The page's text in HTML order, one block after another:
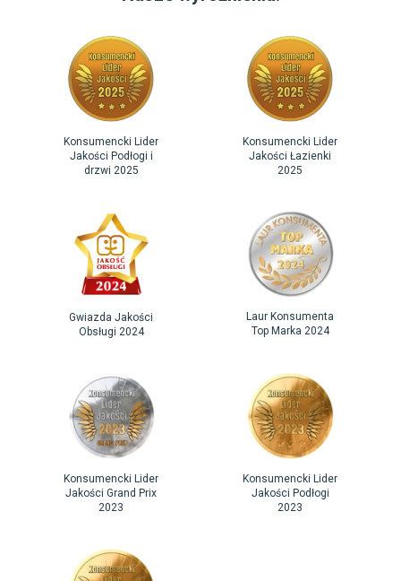
Konsumencki Lider
Jakości Podłogi i
drzwi 2025
Konsumencki Lider
Jakości Łazienki
2025
Gwiazda Jakości
Obsługi 2024
Laur Konsumenta
Top Marka 2024
Konsumencki Lider
Jakości Grand Prix
2023
Konsumencki Lider
Jakości Podłogi
2023